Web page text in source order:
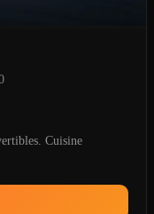
Cuisine